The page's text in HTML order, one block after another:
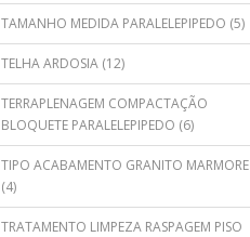
TAMANHO MEDIDA PARALELEPIPEDO (5)
TELHA ARDOSIA (12)
TERRAPLENAGEM COMPACTAÇÃO
BLOQUETE PARALELEPIPEDO (6)
TIPO ACABAMENTO GRANITO MARMORE
(4)
TRATAMENTO LIMPEZA RASPAGEM PISO